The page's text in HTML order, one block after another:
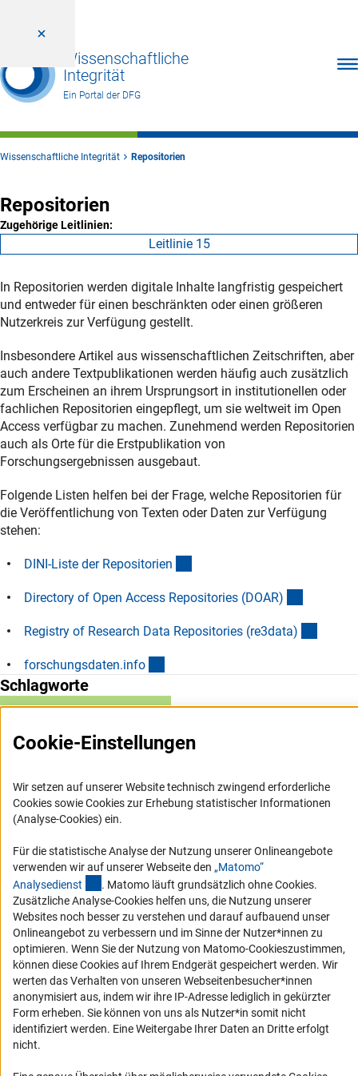
Wissenschaftliche
Integrität
Ein Portal der DFG
Wissenschaftliche Integrität Repositorien
Repositorien
Zugehörige Leitlinien:
Leitlinie 15
In Repositorien werden digitale Inhalte langfristig gespeichert
und entweder für einen beschränkten oder einen größeren
Nutzerkreis zur Verfügung gestellt.
Insbesondere Artikel aus wissenschaftlichen Zeitschriften, aber
auch andere Textpublikationen werden häufig auch zusätzlich
zum Erscheinen an ihrem Ursprungsort in institutionellen oder
fachlichen Repositorien eingepflegt, um sie weltweit im Open
Access verfügbar zu machen. Zunehmend werden Repositorien
auch als Orte für die Erstpublikation von
Forschungsergebnissen ausgebaut.
Folgende Listen helfen bei der Frage, welche Repositorien für
die Veröffentlichung von Texten oder Daten zur Verfügung
stehen:
DINI-Liste der Repositorien
Directory of Open Access Repositories (DOAR)
Registry of Research Data Repositories (re3data)
forschungsdaten.info
Schlagworte
Publikation Repositorium
Service
Barrierefreiheit
Erklärung zur Barrierefreiheit
Barriere melden
Links
Zum Download des Kodex
DFG-Website
Cookie-Einstellungen
Wir setzen auf unserer Website technisch zwingend erforderliche
Cookies sowie Cookies zur Erhebung statistischer Informationen
(Analyse-Cookies) ein.
Für die statistische Analyse der Nutzung unserer Onlineangebote
verwenden wir auf unserer Webseite den „Matomo“
Analysedienst (externer Link)
. Matomo läuft grundsätzlich ohne Cookies.
Zusätzliche Analyse-Cookies helfen uns, die Nutzung unserer
Websites noch besser zu verstehen und darauf aufbauend unser
Onlineangebot zu verbessern und im Sinne der Nutzer*innen zu
optimieren. Wenn Sie der Nutzung von Matomo-Cookieszustimmen,
können diese Cookies auf Ihrem Endgerät gespeichert werden. Wir
werten das Verhalten von unseren Webseitenbesucher*innen
anonymisiert aus, indem wir ihre IP-Adresse lediglich in gekürzter
Form erheben. Sie können von uns als Nutzer*in somit nicht
identifiziert werden. Eine Weitergabe Ihrer Daten an Dritte erfolgt
nicht.